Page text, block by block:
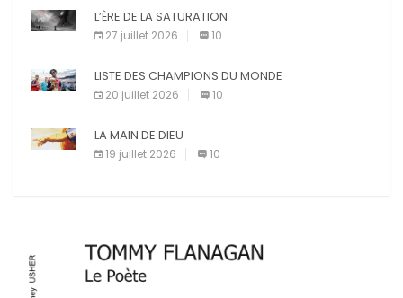
L’ÈRE DE LA SATURATION
27 juillet 2026 10
LISTE DES CHAMPIONS DU MONDE
20 juillet 2026 10
LA MAIN DE DIEU
19 juillet 2026 10